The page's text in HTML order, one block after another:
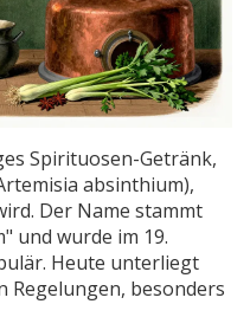
Spirituosen-Getränk,
absinthium),
. Der Name stammt
und wurde im 19.
Heute unterliegt
Regelungen, besonders